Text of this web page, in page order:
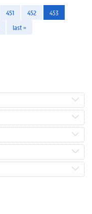
451 452
453
last »